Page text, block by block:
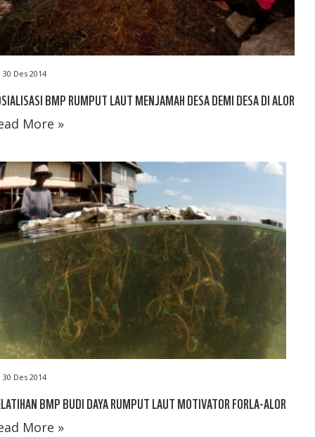
30 Des 2014
BMP RUMPUT LAUT MENJAMAH DESA DEMI DESA DI ALOR
More »
30 Des 2014
BMP BUDI DAYA RUMPUT LAUT MOTIVATOR FORLA-ALOR
More »